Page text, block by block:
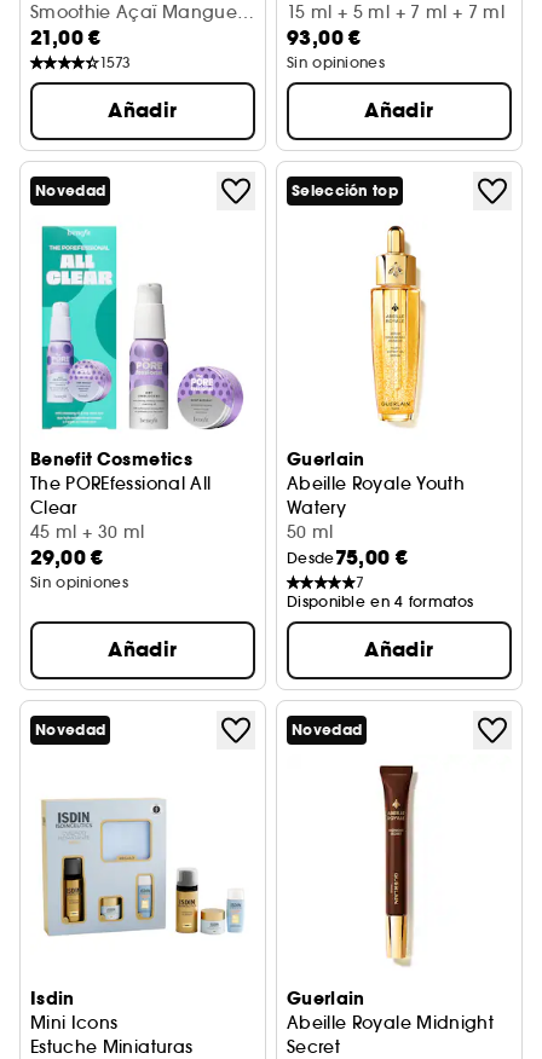
Bálsamo labial brillante e hidratante
Smoothie Açaï Mangue
(10 g)
21,00 €
1573
Añadir
15 ml + 5 ml + 7 ml + 7 ml
93,00 €
Sin opiniones
Añadir
Novedad
Benefit Cosmetics
The POREfessional All
Clear
Duo de aceite limpiador y mascarilla de arcilla
45 ml + 30 ml
29,00 €
Sin opiniones
Añadir
Selección top
Guerlain
Abeille Royale Youth
Watery
Oil Serum
50 ml
Desde75,00 €
7
Disponible en 4 formatos
Añadir
Novedad
Isdin
Mini Icons
Estuche Miniaturas
Novedad
Guerlain
Abeille Royale Midnight
Secret